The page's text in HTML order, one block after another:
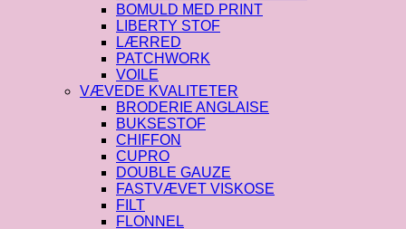
BOMULD MED PRINT
LIBERTY STOF
LÆRRED
PATCHWORK
VOILE
VÆVEDE KVALITETER
BRODERIE ANGLAISE
BUKSESTOF
CHIFFON
CUPRO
DOUBLE GAUZE
FASTVÆVET VISKOSE
FILT
FLONNEL